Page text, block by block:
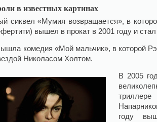
в известных картинах
сиквел «Мумия возвращается», в
вышел в прокат в 2001 году и
комедия «Мой мальчик», в которой
Николасом Холтом.
В 2005
году